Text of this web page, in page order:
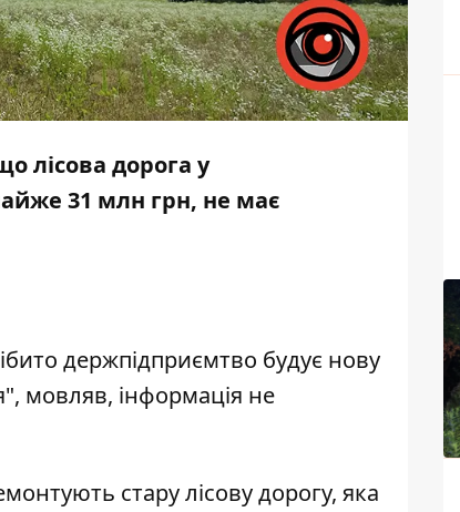
лісова дорога у
31 млн грн, не має
держпідприємтво будує нову
мовляв, інформація не
стару лісову дорогу, яка